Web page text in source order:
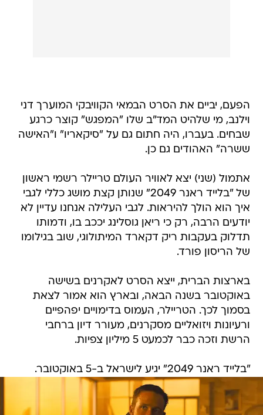
הפעם, יביים את הסרט הבמאי הקוויבקי המוערך דני
וילנב, מי שלהיט המד"ב שלו "המפגש" קוצר כרגע
שבחים. בעברו, היה חתום גם על "סיקאריו" ו"האישה
ששרה" האהודים גם כן.
אתמול (שני) יצא לאוויר העולם טריילר רשמי ראשון
של "בלייד ראנר 2049" שנותן קצת מושג כללי לגבי
איך הוא הולך להיראות. לגבי העלילה אנחנו עדיין לא
יודעים הרבה, רק כי ריאן גוסלינג יככב בו, ודמותו
תדלוק בעקבות ריק דקארד המיתולוגי, שוב בגילומו
של הריסון פורד.
בארצות הברית, ייצא הסרט לאקרנים בשישה
באוקטובר בשנה הבאה, ובארץ הוא אמור לצאת
בסמוך לכך. הטריילר, העמוס בדימויים יפהפיים
ורעיונות ויזואליים מסקרנים, מעורר דיון ברחבי
הרשת וזכה כבר לכמעט 5 מיליון צפיות.
"בלייד ראנר 2049" יגיע לישראל ב-5 באוקטובר.